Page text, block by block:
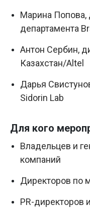
Марина Попова,
департамента
Антон Сербин,
Казахстан/Altel
Дарья
Sidorin Lab
Для кого
Владельцев и
компаний
Директоров по
PR-